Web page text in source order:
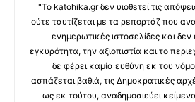
"Το katohika.gr δεν υιοθετεί τις
ούτε ταυτίζεται με τα ρεπορτάζ που
ενημερωτικές ιστοσελίδες και δεν
εγκυρότητα, την αξιοπιστία και το
δε φέρει καμία ευθύνη εκ του
ασπάζεται βαθιά, τις Δημοκρατικές
ως εκ τούτου, αναδημοσιεύει